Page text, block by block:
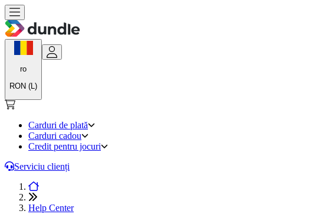
ro
RON (L)
Carduri de plată
Carduri cadou
Credit pentru jocuri
Serviciu clienți
Help Center